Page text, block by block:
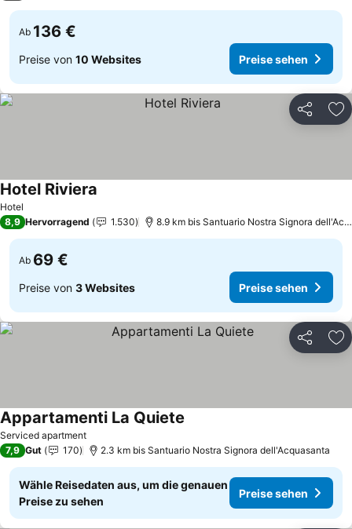
Ab 136 €
Preise von 10 Websites Preise sehen
Teilen
Hotel
Hotel Riviera
8,9 Hervorragend 1.530 8.9 km bis Santuario Nostra Signora
Ab 69 €
Preise von 3 Websites Preise sehen
Teilen
Serviced apartment
Appartamenti La Quiete
7,9 Gut 170 2.3 km bis Santuario Nostra Signora dell'Acquasanta
Wähle Reisedaten aus, um die genauen
Preise zu sehen
Preise sehen